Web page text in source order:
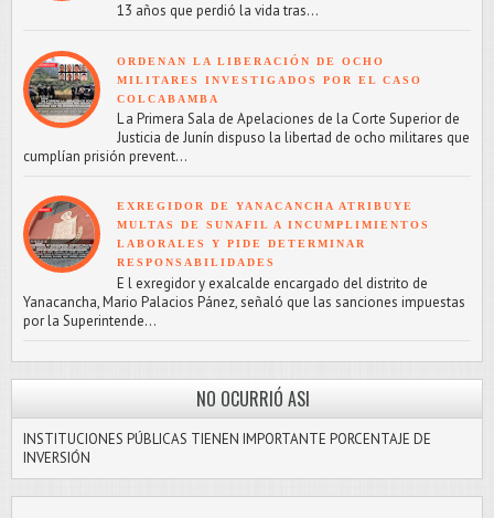
13 años que perdió la vida tras...
ORDENAN LA LIBERACIÓN DE OCHO
MILITARES INVESTIGADOS POR EL CASO
COLCABAMBA
L a Primera Sala de Apelaciones de la Corte Superior de
Justicia de Junín dispuso la libertad de ocho militares que
cumplían prisión prevent...
EXREGIDOR DE YANACANCHA ATRIBUYE
MULTAS DE SUNAFIL A INCUMPLIMIENTOS
LABORALES Y PIDE DETERMINAR
RESPONSABILIDADES
E l exregidor y exalcalde encargado del distrito de
Yanacancha, Mario Palacios Pánez, señaló que las sanciones impuestas
por la Superintende...
NO OCURRIÓ ASI
INSTITUCIONES PÚBLICAS TIENEN IMPORTANTE PORCENTAJE DE
INVERSIÓN